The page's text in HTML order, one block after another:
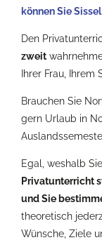
können Sie
Den
zweit
Ihrer Frau,
Brauchen Sie
gern Urlaub in
Egal, weshalb
Privatunterricht
und Sie
theoretisch
Wünsche, Ziele